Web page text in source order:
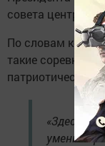
совета центра
По словам
такие
патриотический
«Здесь
умение